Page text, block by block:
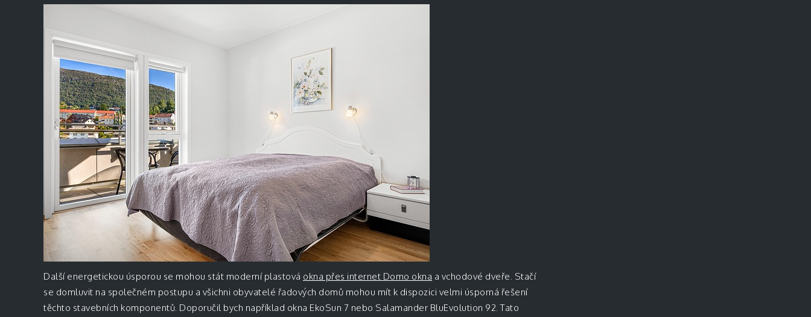
Další energetickou úsporou se mohou stát moderní plastová okna přes internet Domo okna a vchodové dveře. Stačí
se domluvit na společném postupu a všichni obyvatelé řadových domů mohou mít k dispozici velmi úsporná řešení
těchto stavebních komponentů. Doporučil bych například okna EkoSun 7 nebo Salamander BluEvolution 92. Tato